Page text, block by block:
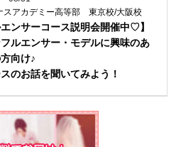
スアカデミー高等部 東京校/大阪校
エンサーコース説明会開催中♡】
ルエンサー・モデルに興味のあ
向け♪
のお話を聞いてみよう！